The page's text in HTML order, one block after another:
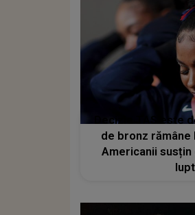
Decizie TAS este
de bronz rămâne
Americanii